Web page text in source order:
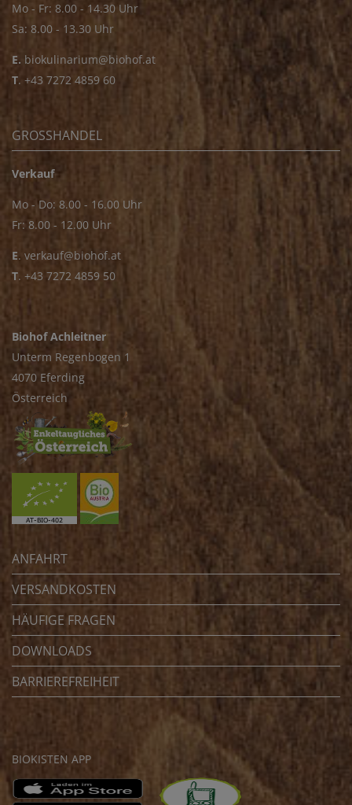
Mo - Fr: 8.00 - 14.30 Uhr
Sa: 8.00 - 13.30 Uhr
E. biokulinarium@biohof.at
T. +43 7272 4859 60
GROSSHANDEL
Verkauf
Mo - Do: 8.00 - 16.00 Uhr
Fr: 8.00 - 12.00 Uhr
E. verkauf@biohof.at
T. +43 7272 4859 50
Biohof Achleitner
Unterm Regenbogen 1
4070 Eferding
Österreich
ANFAHRT
VERSANDKOSTEN
HÄUFIGE FRAGEN
DOWNLOADS
BARRIEREFREIHEIT
BIOKISTEN APP